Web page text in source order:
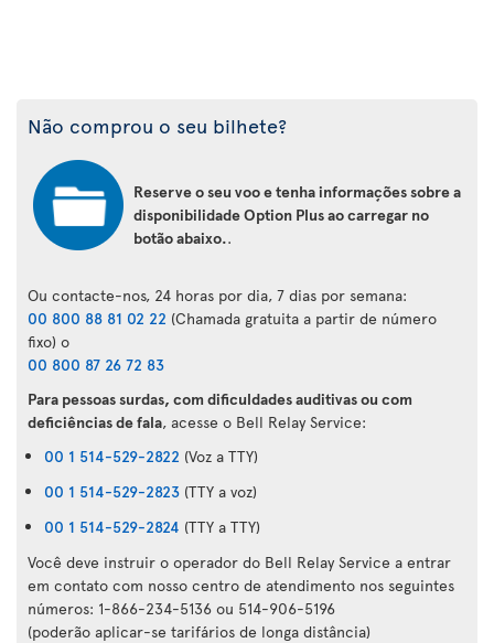
Não comprou o seu bilhete?
Reserve o seu voo e tenha informações sobre a
disponibilidade Option Plus ao carregar no
botão abaixo..
Ou contacte-nos, 24 horas por dia, 7 dias por semana:
00 800 88 81 02 22 (Chamada gratuita a partir de número
fixo) o
00 800 87 26 72 83
Para pessoas surdas, com dificuldades auditivas ou com
deficiências de fala, acesse o Bell Relay Service:
00 1 514-529-2822 (Voz a TTY)
00 1 514-529-2823 (TTY a voz)
00 1 514-529-2824 (TTY a TTY)
Você deve instruir o operador do Bell Relay Service a entrar
em contato com nosso centro de atendimento nos seguintes
números: 1-866-234-5136 ou 514-906-5196
(poderão aplicar-se tarifários de longa distância)